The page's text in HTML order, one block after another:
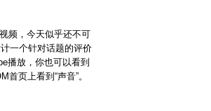
频，今天似乎还不可
一个针对话题的评价
播放，你也可以看到
页上看到“声音”。